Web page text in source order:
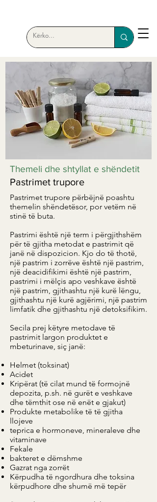
Themeli dhe shtyllat e shëndetit
Pastrimet trupore
Pastrimet trupore përbëjnë poashtu
themelin shëndetësor, por vetëm në
stinë të buta.
Pastrimi është një term i përgjithshëm
për të gjitha metodat e pastrimit që
janë në dispozicion. Kjo do të thotë,
një pastrim i zorrëve është një pastrim,
një deacidifikimi është një pastrim,
pastrimi i mëlçis apo veshkave është
një pastrim, gjithashtu një kurë lëngu,
gjithashtu një kurë agjërimi, një pastrim
limfatik dhe gjithashtu një detoksifikim.
Secila prej këtyre metodave të
pastrimit largon produktet e
mbeturinave, siç janë:
Helmet (toksinat)
Acidet
Kripërat (të cilat mund të formojnë
depozita, p.sh. në gurët e veshkave
dhe tëmthit ose në enët e gjakut)
Produkte metabolike të të gjitha
llojeve
teprica e hormoneve, mineraleve dhe
vitaminave
Fekale
bakteret e dëmshme
Gazrat nga zorrët
Kërpudha të ngordhura dhe toksina
kërpudhore dhe shumë më tepër